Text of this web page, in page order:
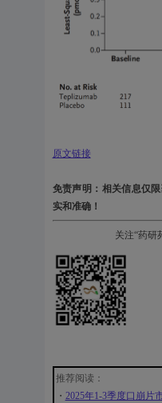
原文链接
免责声明：相关信息仅
实和准确！
关注“药研
推荐阅读：
・ 2025年1-3季度口崩片